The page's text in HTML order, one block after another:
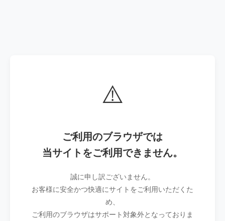
⚠️
ご利用のブラウザでは
当サイトをご利用できません。
誠に申し訳ございません。
お客様に安全かつ快適にサイトをご利用いただくた
め、
ご利用のブラウザはサポート対象外となっておりま